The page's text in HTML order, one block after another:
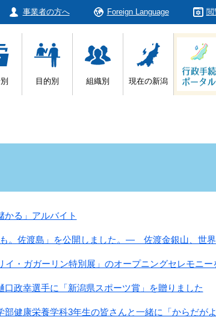
事業者の方へ Foreign Language 閲
目的別 組織別 現在の新潟
る」アルバイト
も。佐渡島」を公開しました。― 佐渡金銀山、
イ・ガガーリン特別展」のオープニングセレモニ
政幸選手に「新潟県スポーツ賞」を贈りました
部健康栄養学科3年生の皆さんと一緒に「からだが